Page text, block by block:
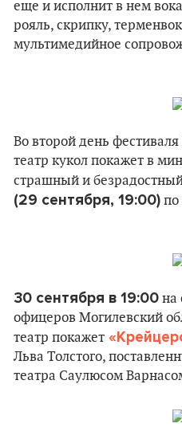
еще и исполнит в нем
рояль, скрипку,
мультимедийное
Во второй день
театр кукол покажет в
страшный и
(29 сентября, 19:00) по
30 сентября в 19:00 на
офицеров Могилевский
театр покажет
Льва Толстого,
театра Саулюсом